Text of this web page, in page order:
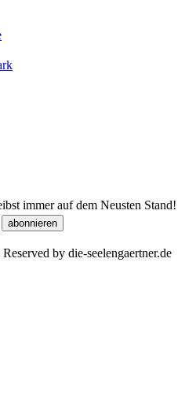
immer auf dem Neusten Stand!
by die-seelengaertner.de